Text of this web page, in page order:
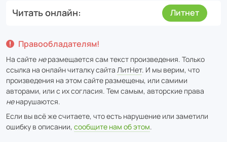
Читать онлайн Литнет
Правообладателям!
На сайте неразмещается сам текст произведения. Только
ссылка на онлайн читалку сайта ЛитНет. И мы верим, что
произведения на этом сайте размещены, или самими
авторами, или с их согласия. Тем самым, авторские права
ненарушаются.
Если вы всё же считаете, что есть нарушение или заметили
ошибку в описании, сообщите нам об этом.